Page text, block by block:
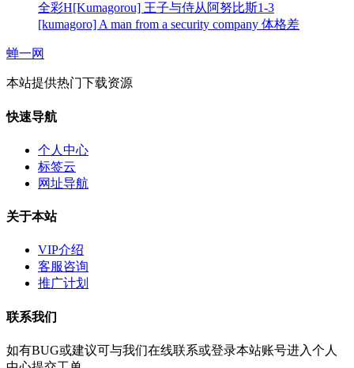
全彩H[Kumagorou] 王子与侍从阿努比斯1-3
[kumagoro] A man from a security company 体格差
蝉一网
本站提供热门下载资源
快速导航
个人中心
标签云
网址导航
关于本站
VIP介绍
客服咨询
推广计划
联系我们
如有BUG或建议可与我们在线联系或登录本站账号进入个人